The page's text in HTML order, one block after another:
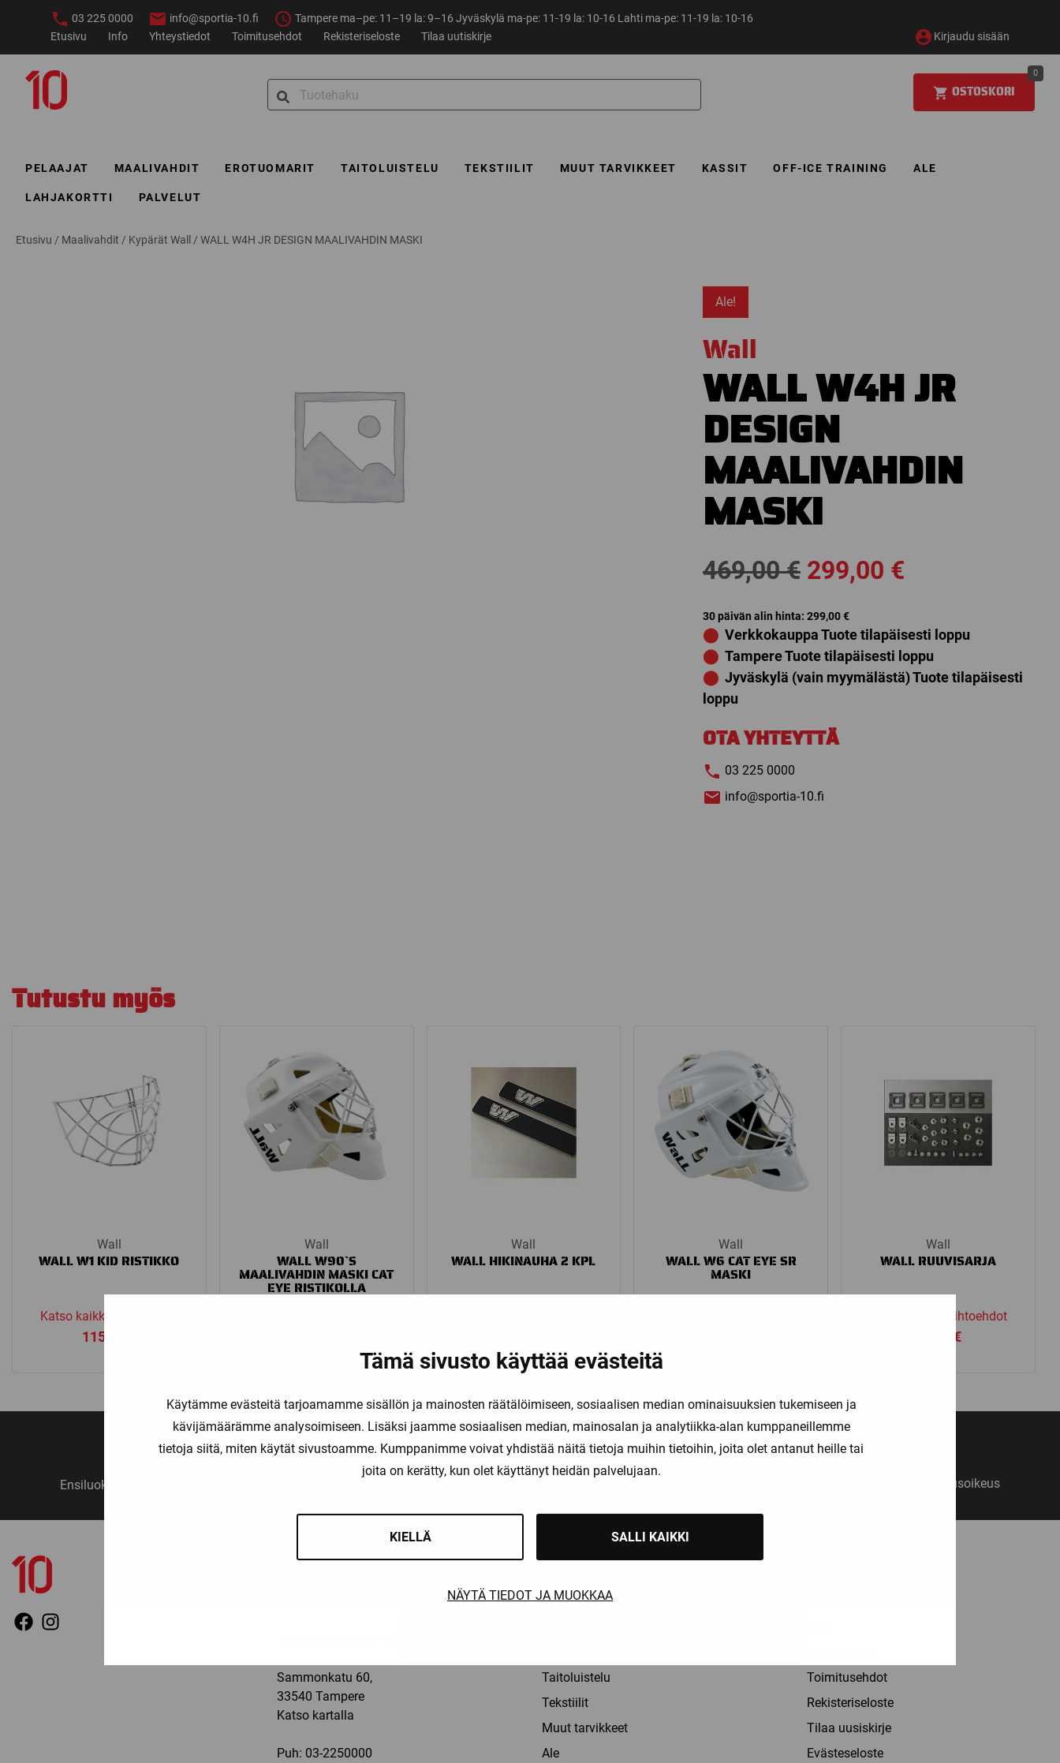
Tämä sivusto käyttää evästeitä
Käytämme evästeitä tarjoamamme sisällön ja mainosten räätälöimiseen, sosiaalisen median ominaisuuksien tukemiseen ja
kävijämäärämme analysoimiseen. Lisäksi jaamme sosiaalisen median, mainosalan ja analytiikka-alan kumppaneillemme
tietoja siitä, miten käytät sivustoamme. Kumppanimme voivat yhdistää näitä tietoja muihin tietoihin, joita olet antanut heille tai
joita on kerätty, kun olet käyttänyt heidän palvelujaan.
KIELLÄ SALLI KAIKKI
NÄYTÄ TIEDOT JA MUOKKAA
03 225 0000 info@sportia-10.fi
Tampere ma–pe: 11–19 la: 9–16 Jyväskylä ma-pe: 11-19 la: 10-16 Lahti ma-pe: 11-19 la: 10-16
Etusivu
Info Yhteystiedot Toimitusehdot Rekisteriseloste Tilaa uutiskirje Kirjaudu sisään
Search
for:
OSTOSKORI
0
PELAAJAT MAALIVAHDIT EROTUOMARIT TAITOLUISTELU TEKSTIILIT MUUT TARVIKKEET KASSIT OFF-ICE TRAINING ALE
LAHJAKORTTI PALVELUT
Etusivu / Maalivahdit / Kypärät Wall / WALL W4H JR DESIGN MAALIVAHDIN MASKI
Ale!
Wall
WALL W4H JR
DESIGN
MAALIVAHDIN
MASKI
469,00€ Alkuperäinen
hinta
oli:
469,00 €.
299,00 €
on:
299,00 €.
30 päivän alin hinta: 299,00€
⬤ Verkkokauppa Tuote tilapäisesti loppu
⬤ Tampere Tuote tilapäisesti loppu
⬤ Jyväskylä (vain myymälästä) Tuote tilapäisesti
loppu
OTA YHTEYTTÄ
03 225 0000
info@sportia-10.fi
Tutustu myös
Wall
WALL W1 KID RISTIKKO
Katso kaikki vaihtoehdot
115,00
Wall
WALL W90`S
MAALIVAHDIN MASKI CAT
EYE RISTIKOLLA
Wall
WALL HIKINAUHA 2 KPL
Wall
WALL W6 CAT EYE SR
MASKI
Wall
WALL RUUVISARJA
Katso kaikki vaihtoehdot
€
Ensiluokkainen palvelu 14 päivän vaihto- ja palautusoikeus
YHTEYSTIEDOT
Sammonkatu 60,
33540 Tampere
Katso kartalla
Puh: 03-2250000
TUOTERYHMÄT
Pelaajat
Taitoluistelu
Tekstiilit
Muut tarvikkeet
Ale
Toimitusehdot
Rekisteriseloste
Tilaa uusiskirje
Evästeseloste